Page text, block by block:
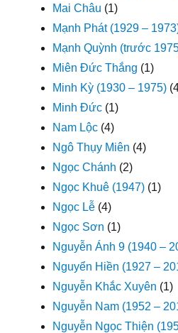
Mai Châu (1)
Mạnh Phát (1929 –
Mạnh Quỳnh (trước
Miên Đức Thắng (1)
Minh Kỳ (1930 – 1975)
Minh Đức (1)
Nam Lộc (4)
Ngô Thụy Miên (4)
Ngọc Chánh (2)
Ngọc Khuê (1947) (1)
Ngọc Lễ (4)
Ngọc Sơn (1)
Nguyễn Ánh 9 (1940 –
Nguyển Hiền (1927 –
Nguyễn Khắc Xuyên (1)
Nguyễn Nam (1952 –
Nguyễn Ngọc Thiện